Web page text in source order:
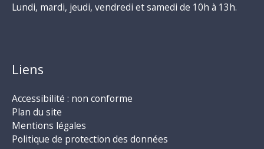
Lundi, mardi, jeudi, vendredi et samedi de 10h à 13h.
Liens
Accessibilité : non conforme
Plan du site
Mentions légales
Politique de protection des données